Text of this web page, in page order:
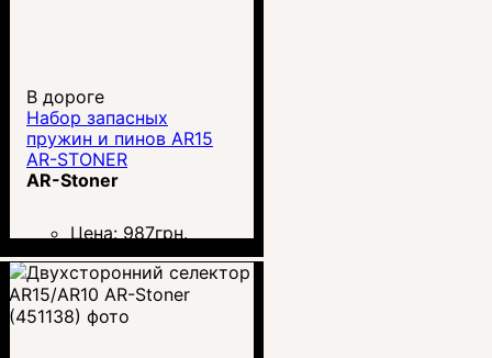
В дороге
Набор запасных
пружин и пинов AR15
AR-STONER
AR-Stoner
Цена: 987грн.